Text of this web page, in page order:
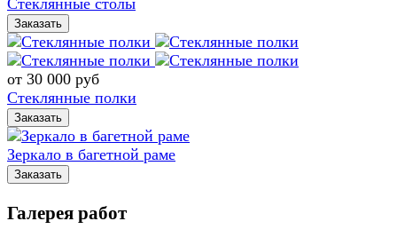
Заказать
от 30 000 руб
Стеклянные полки
Заказать
Зеркало в багетной раме
Заказать
Галерея работ